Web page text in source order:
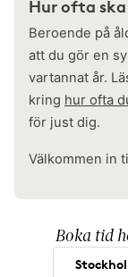
Hur ofta ska
Beroende på
att du gör en
vartannat år.
kring hur ofta
för just dig.
Välkommen in
Boka tid